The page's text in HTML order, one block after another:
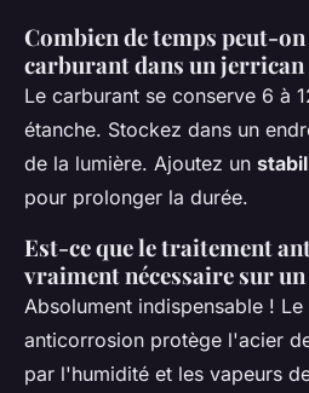
Combien de temps peut-
carburant dans un jerrican
Le carburant se conserve 6 à
étanche. Stockez dans un
de la lumière. Ajoutez un
pour prolonger la durée.
Est-ce que le traitement
vraiment nécessaire sur
Absolument indispensable !
anticorrosion protège l'acier
par l'humidité et les vapeurs